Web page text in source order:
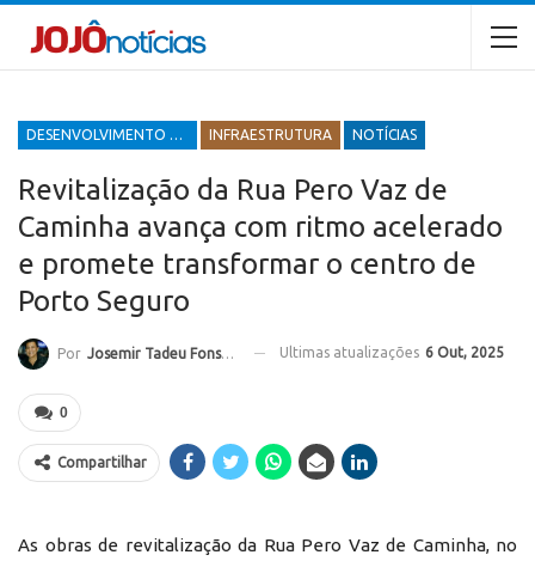
DESENVOLVIMENTO ECONÔMICO E SOCIAL INFRAESTRUTURA NOTÍCIAS
Revitalização da Rua Pero Vaz de
Caminha avança com ritmo acelerado
e promete transformar o centro de
Porto Seguro
Por Josemir Tadeu Fonseca Ultimas atualizações 6 Out, 2025
0
Compartilhar
As obras de revitalização da Rua Pero Vaz de Caminha, no